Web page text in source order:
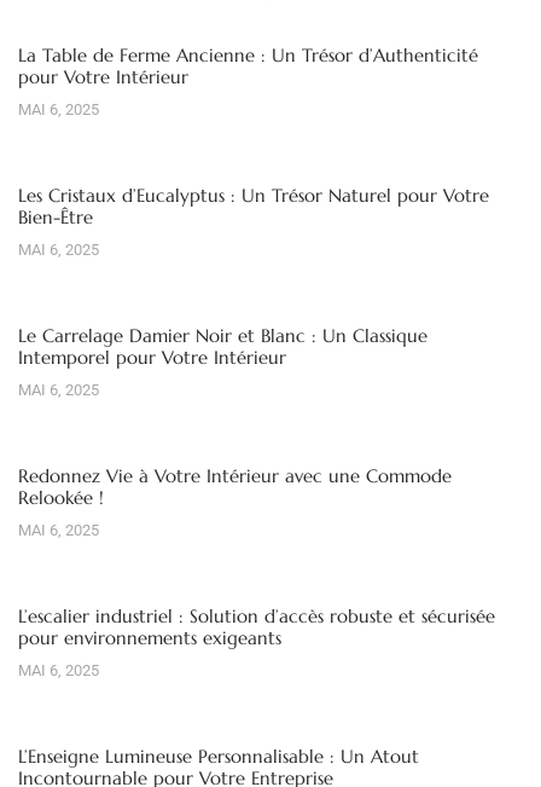
La Table de Ferme Ancienne : Un Trésor d’Authenticité
pour Votre Intérieur
MAI 6, 2025
Les Cristaux d’Eucalyptus : Un Trésor Naturel pour Votre
Bien-Être
MAI 6, 2025
Le Carrelage Damier Noir et Blanc : Un Classique
Intemporel pour Votre Intérieur
MAI 6, 2025
Redonnez Vie à Votre Intérieur avec une Commode
Relookée !
MAI 6, 2025
L’escalier industriel : Solution d’accès robuste et sécurisée
pour environnements exigeants
MAI 6, 2025
L’Enseigne Lumineuse Personnalisable : Un Atout
Incontournable pour Votre Entreprise